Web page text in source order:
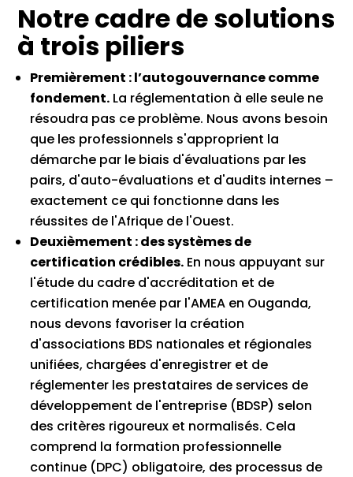
Notre cadre de solutions
à trois piliers
Premièrement : l’autogouvernance comme
fondement. La réglementation à elle seule ne
résoudra pas ce problème. Nous avons besoin
que les professionnels s'approprient la
démarche par le biais d'évaluations par les
pairs, d'auto-évaluations et d'audits internes –
exactement ce qui fonctionne dans les
réussites de l'Afrique de l'Ouest.
Deuxièmement : des systèmes de
certification crédibles. En nous appuyant sur
l'étude du cadre d'accréditation et de
certification menée par l'AMEA en Ouganda,
nous devons favoriser la création
d'associations BDS nationales et régionales
unifiées, chargées d'enregistrer et de
réglementer les prestataires de services de
développement de l'entreprise (BDSP) selon
des critères rigoureux et normalisés. Cela
comprend la formation professionnelle
continue (DPC) obligatoire, des processus de